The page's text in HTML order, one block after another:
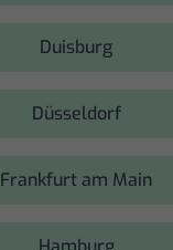
Duisburg
Düsseldorf
Frankfurt am Main